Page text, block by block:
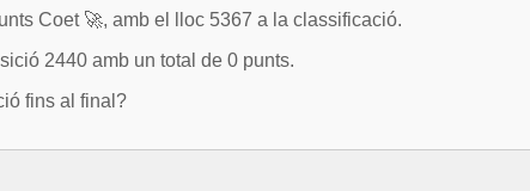
Coet 🚀, amb el lloc 5367 a la classificació.
2440 amb un total de 0 punts.
fins al final?